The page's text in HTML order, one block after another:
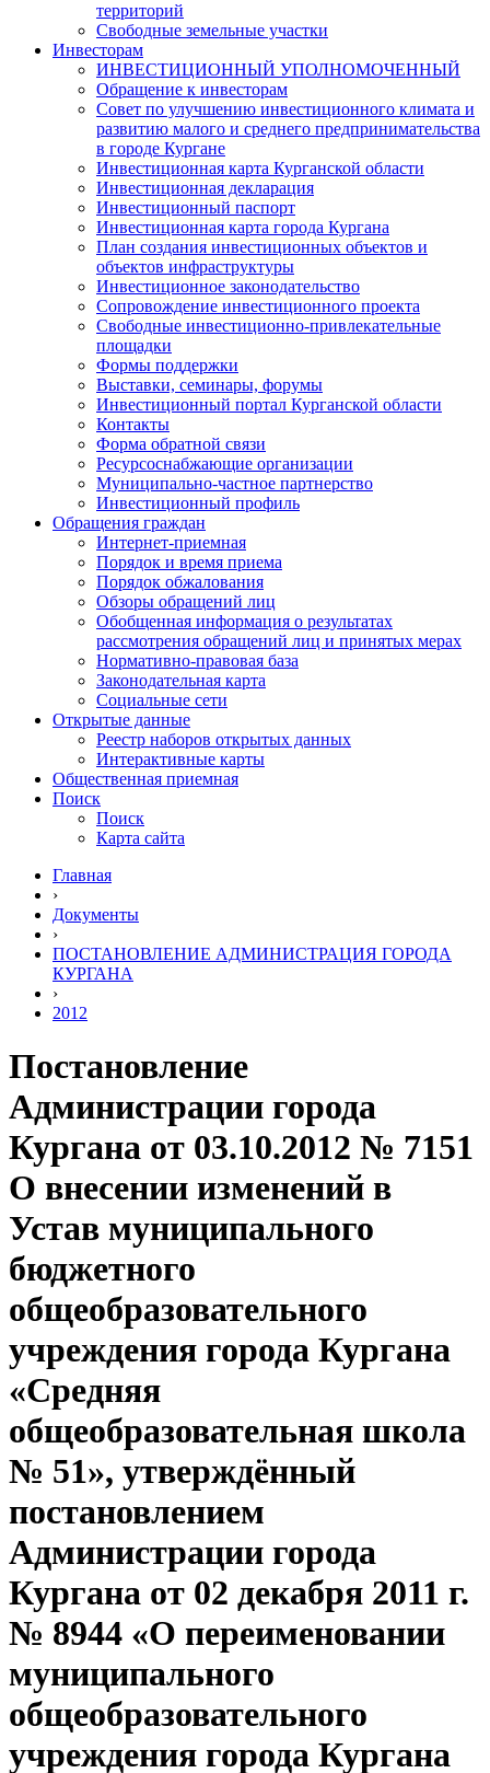
территорий
Свободные земельные участки
Инвесторам
ИНВЕСТИЦИОННЫЙ УПОЛНОМОЧЕННЫЙ
Обращение к инвесторам
Совет по улучшению инвестиционного климата и
развитию малого и среднего предпринимательства
в городе Кургане
Инвестиционная карта Курганской области
Инвестиционная декларация
Инвестиционный паспорт
Инвестиционная карта города Кургана
План создания инвестиционных объектов и
объектов инфраструктуры
Инвестиционное законодательство
Сопровождение инвестиционного проекта
Свободные инвестиционно-привлекательные
площадки
Формы поддержки
Выставки, семинары, форумы
Инвестиционный портал Курганской области
Контакты
Форма обратной связи
Ресурсоснабжающие организации
Муниципально-частное партнерство
Инвестиционный профиль
Обращения граждан
Интернет-приемная
Порядок и время приема
Порядок обжалования
Обзоры обращений лиц
Обобщенная информация о результатах
рассмотрения обращений лиц и принятых мерах
Нормативно-правовая база
Законодательная карта
Социальные сети
Открытые данные
Реестр наборов открытых данных
Интерактивные карты
Общественная приемная
Поиск
Поиск
Карта сайта
Главная
›
Документы
›
ПОСТАНОВЛЕНИЕ АДМИНИСТРАЦИЯ ГОРОДА
КУРГАНА
›
2012
Постановление
Администрации города
Кургана от 03.10.2012 № 7151
О внесении изменений в
Устав муниципального
бюджетного
общеобразовательного
учреждения города Кургана
«Средняя
общеобразовательная школа
№ 51», утверждённый
постановлением
Администрации города
Кургана от 02 декабря 2011 г.
№ 8944 «О переименовании
муниципального
общеобразовательного
учреждения города Кургана